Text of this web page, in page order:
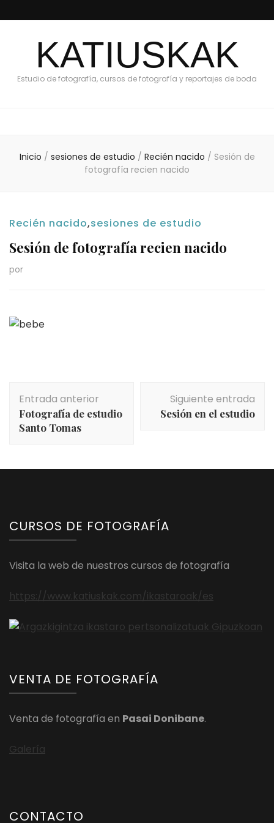
KATIUSKAK
Estudio de fotografía, cursos de fotografía y reportajes de boda
Inicio / sesiones de estudio / Recién nacido / Sesión de
fotografía recien nacido
Recién nacido,sesiones de estudio
Sesión de fotografía recien nacido
por
de
entradas
Entrada anterior
Fotografía de estudio
Santo Tomas
Siguiente entrada
Sesión en el estudio
CURSOS DE FOTOGRAFÍA
Visita la web de nuestros cursos de fotografía
https://www.katiuskak.com/ikastaroak/es
VENTA DE FOTOGRAFÍA
Venta de fotografía en Pasai Donibane.
Galería
CONTACTO